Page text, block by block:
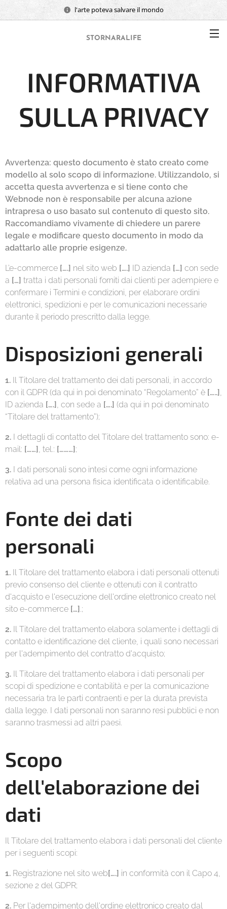
l'arte poteva salvare il mondo
STORNARALIFE
INFORMATIVA
SULLA PRIVACY
Avvertenza: questo documento è stato creato come
modello al solo scopo di informazione. Utilizzandolo, si
accetta questa avvertenza e si tiene conto che
Webnode non è responsabile per alcuna azione
intrapresa o uso basato sul contenuto di questo sito.
Raccomandiamo vivamente di chiedere un parere
legale e modificare questo documento in modo da
adattarlo alle proprie esigenze.
L’e-commerce [….] nel sito web [….] ID azienda […] con sede
a […] tratta i dati personali forniti dai clienti per adempiere e
confermare i Termini e condizioni, per elaborare ordini
elettronici, spedizioni e per le comunicazioni necessarie
durante il periodo prescritto dalla legge.
Disposizioni generali
1. Il Titolare del trattamento dei dati personali, in accordo
con il GDPR (da qui in poi denominato “Regolamento” è […..],
ID azienda [….], con sede a [….] (da qui in poi denominato
“Titolare del trattamento”);
2. I dettagli di contatto del Titolare del trattamento sono: e-
mail: [……], tel.: [………];
3. I dati personali sono intesi come ogni informazione
relativa ad una persona fisica identificata o identificabile.
Fonte dei dati
personali
1. Il Titolare del trattamento elabora i dati personali ottenuti
previo consenso del cliente e ottenuti con il contratto
d'acquisto e l'esecuzione dell'ordine elettronico creato nel
sito e-commerce […].;
2. Il Titolare del trattamento elabora solamente i dettagli di
contatto e identificazione del cliente, i quali sono necessari
per l'adempimento del contratto d'acquisto;
3. Il Titolare del trattamento elabora i dati personali per
scopi di spedizione e contabilità e per la comunicazione
necessaria tra le parti contraenti e per la durata prevista
dalla legge. I dati personali non saranno resi pubblici e non
saranno trasmessi ad altri paesi.
Scopo
dell'elaborazione dei
dati
Il Titolare del trattamento elabora i dati personali del cliente
per i seguenti scopi:
1. Registrazione nel sito web[….] in conformità con il Capo 4,
sezione 2 del GDPR;
2. Per l'adempimento dell'ordine elettronico creato dal